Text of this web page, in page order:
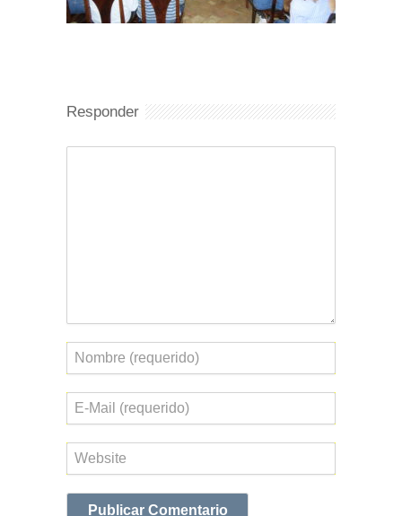
Responder
Nombre
Correo
electrónico
Web